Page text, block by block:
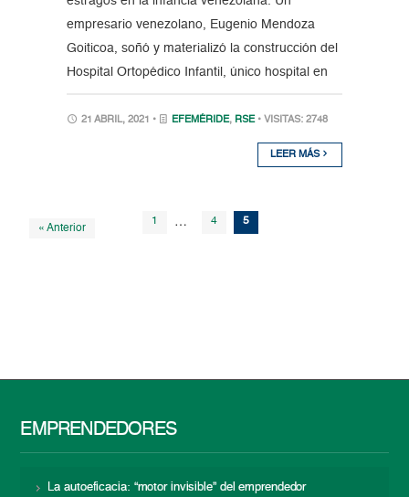
empresario venezolano, Eugenio Mendoza
Goiticoa, soñó y materializó la construcción del
Hospital Ortopédico Infantil, único hospital en
21 ABRIL, 2021 • EFEMÉRIDE, RSE • VISITAS: 2748
LEER MÁS
« Anterior
1 … 4 5
EMPRENDEDORES
La autoeficacia: “motor invisible” del emprendedor